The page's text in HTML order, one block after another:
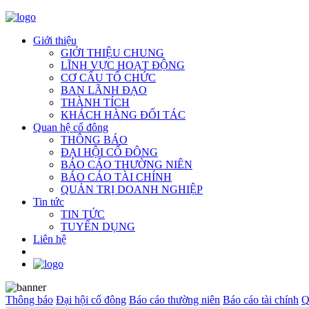
Giới thiệu
GIỚI THIỆU CHUNG
LĨNH VỰC HOẠT ĐỘNG
CƠ CẤU TỔ CHỨC
BAN LÃNH ĐẠO
THÀNH TÍCH
KHÁCH HÀNG ĐỐI TÁC
Quan hệ cổ đông
THÔNG BÁO
ĐẠI HỘI CỔ ĐÔNG
BÁO CÁO THƯỜNG NIÊN
BÁO CÁO TÀI CHÍNH
QUẢN TRỊ DOANH NGHIỆP
Tin tức
TIN TỨC
TUYỂN DỤNG
Liên hệ
Thông báo Đại hội cổ đông Báo cáo thường niên Báo cáo tài chính